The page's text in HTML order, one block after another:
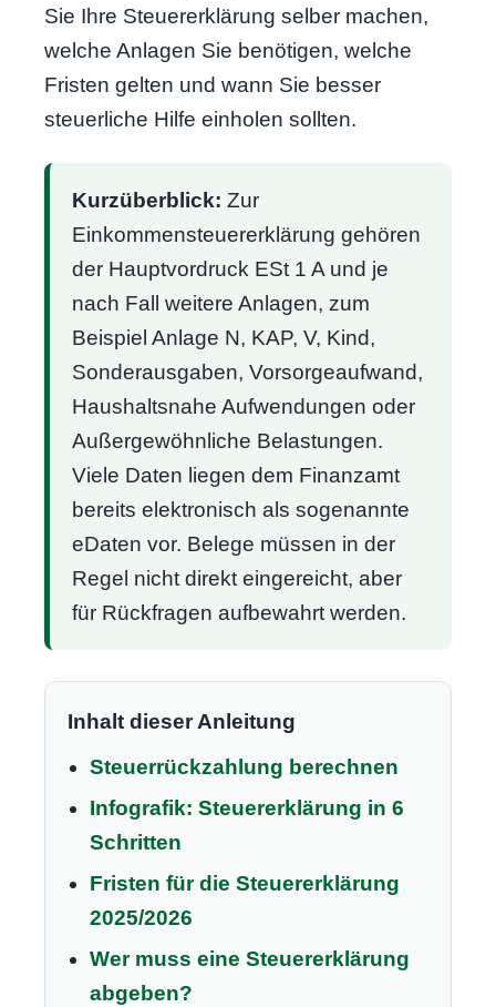
Sie Ihre Steuererklärung selber machen,
welche Anlagen Sie benötigen, welche
Fristen gelten und wann Sie besser
steuerliche Hilfe einholen sollten.
Kurzüberblick: Zur
Einkommensteuererklärung gehören
der Hauptvordruck ESt 1 A und je
nach Fall weitere Anlagen, zum
Beispiel Anlage N, KAP, V, Kind,
Sonderausgaben, Vorsorgeaufwand,
Haushaltsnahe Aufwendungen oder
Außergewöhnliche Belastungen.
Viele Daten liegen dem Finanzamt
bereits elektronisch als sogenannte
eDaten vor. Belege müssen in der
Regel nicht direkt eingereicht, aber
für Rückfragen aufbewahrt werden.
Inhalt dieser Anleitung
Steuerrückzahlung berechnen
Infografik: Steuererklärung in 6
Schritten
Fristen für die Steuererklärung
2025/2026
Wer muss eine Steuererklärung
abgeben?